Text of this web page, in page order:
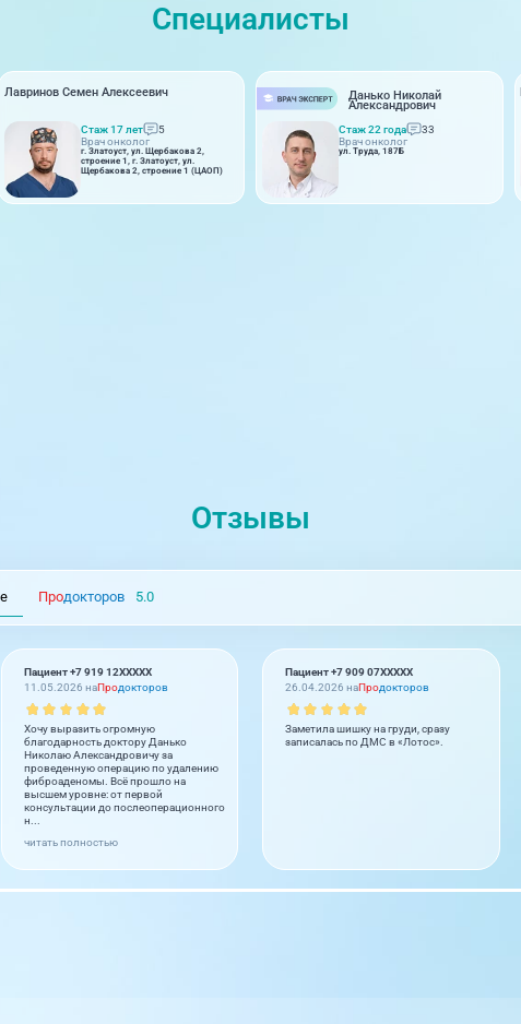
Специалисты
Лавринов Семен Алексеевич
Стаж 17 лет
5
Врач онколог
г. Златоуст, ул. Щербакова 2,
строение 1, г. Златоуст, ул.
Щербакова 2, строение 1 (ЦАОП)
Данько Николай
Александрович
Стаж 22 года
33
Врач онколог
ул. Труда, 187Б
Отзывы
Продокторов 5.0
Пациент +7 919 12XXXXX
11.05.2026 наПродокторов
Хочу выразить огромную
благодарность доктору Данько
Николаю Александровичу за
проведенную операцию по удалению
фиброаденомы. Всё прошло на
высшем уровне: от первой
консультации до послеоперационного
н...
читать полностью
Пациент +7 909 07XXXXX
26.04.2026 наПродокторов
Заметила шишку на груди, сразу
записалась по ДМС в «Лотос».